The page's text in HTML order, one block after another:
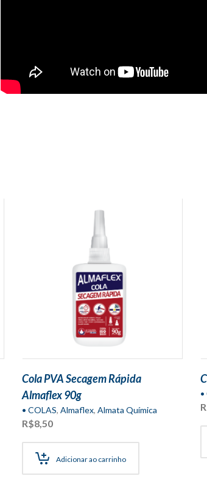
Cola PVA Secagem Rápida
Almaflex 90g
• COLAS, Almaflex, Almata Química
R$8,50
Adicionar ao carrinho
•